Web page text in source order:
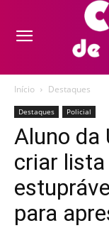
Início Destaques
Destaques Policial
Aluno da
criar lista
para